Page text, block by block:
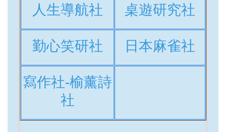
人生導航社 桌遊研究社
勤心笑研社 日本麻雀社
寫作社-榆薰詩
社